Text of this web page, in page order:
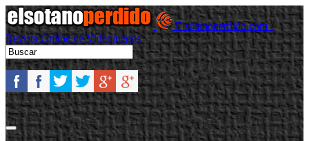
Elsotanoperdido.com -
Revista Online de Videojuegos